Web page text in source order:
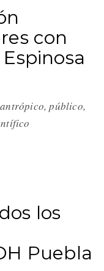
con
público,
los
Puebla